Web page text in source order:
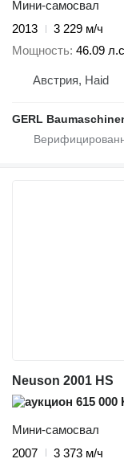
Мини-самосвал
2013
3 229 м/ч
Мощность 46.09
Австрия, Haid
GERL
Neuson 2001 HS
615 000
Мини-самосвал
2007
3 373 м/ч